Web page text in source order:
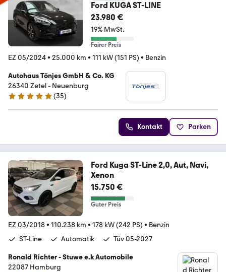
Ford KUGA ST-LINE
23.980 €
19% MwSt.
Fairer Preis
EZ 05/2024• 25.000 km • 111 kW (151 PS) • Benzin
Autohaus Tönjes GmbH & Co. KG
26340 Zetel - Neuenburg
4.8 Sterne
(35)
Kontakt Parken
Ford Kuga ST-Line 2,0, Aut, Navi,
Xenon
15.750 €
Guter Preis
EZ 03/2018• 110.238 km • 178 kW (242 PS) • Benzin
ST-Line
Automatik Tüv 05-2027
Ronald Richter - Stuwe e.k Automobile
22087 Hamburg